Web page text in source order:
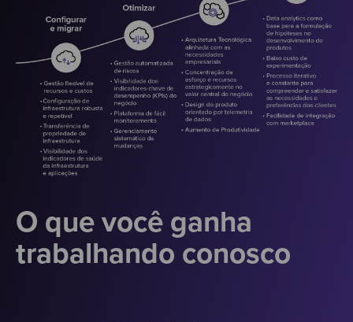
O que você ganha
trabalhando conosco